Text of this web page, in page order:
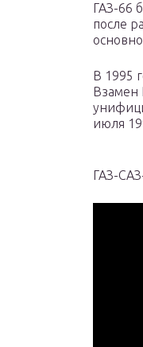
ГАЗ-66
после
В 1995
Взамен
июля
ГАЗ-